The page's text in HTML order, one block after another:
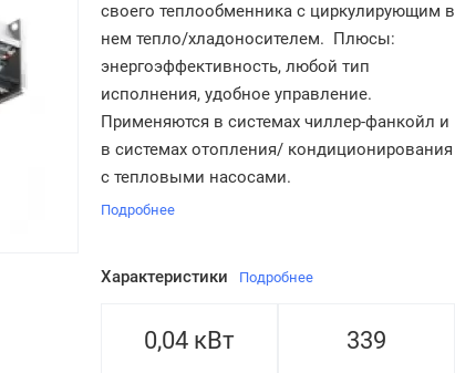
своего теплообменника с циркулирующим в
нем тепло/хладоносителем. Плюсы:
энергоэффективность, любой тип
исполнения, удобное управление.
Применяются в системах чиллер-фанкойл и
в системах отопления/ кондиционирования
с тепловыми насосами.
Подробнее
Характеристики Подробнее
0,04 кВт 339